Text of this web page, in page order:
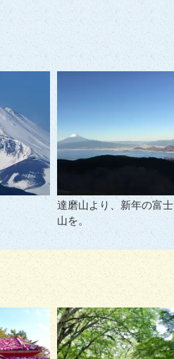
達磨山より、新年の富士
山を。